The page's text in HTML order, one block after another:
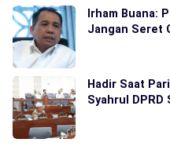
Irham Buana:
Jangan Seret
Hadir Saat
Syahrul DPRD